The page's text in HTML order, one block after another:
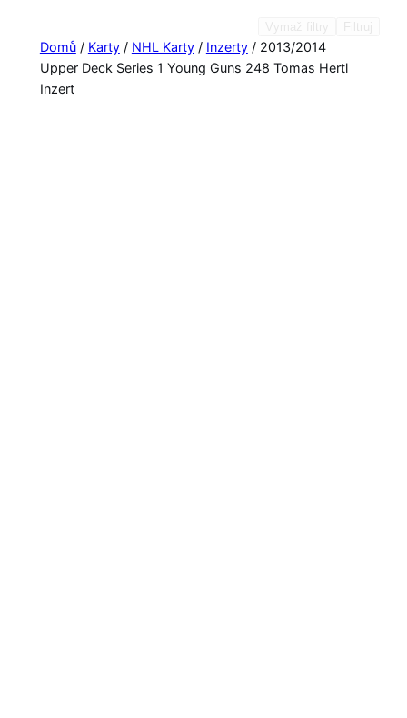
Domů/ Karty/ NHL Karty/ Inzerty/ 2013/2014
Upper Deck Series 1 Young Guns 248 Tomas Hertl
Inzert